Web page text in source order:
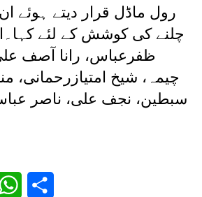
رول ماڈل قرار دیتے ہوئے
چلنے کی کوشش کے لئے
ظفرعباس، رانا آصف
چیمہ، شیخ امتیازرحمانی،
سبطین، نجف علی، ناصر
WhatsApp